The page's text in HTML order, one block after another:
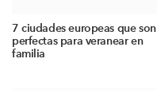
7 ciudades europeas que son
perfectas para veranear en
familia